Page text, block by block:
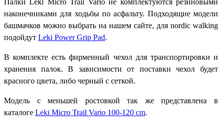
Палки Leki Micro Trail Vario не комплектуются резиновыми
наконечниками для ходьбы по асфальту. Подходящие модели
башмачков можно выбрать на нашем сайте, для nordic walking
подойдут Leki Power Grip Pad.
В комплекте есть фирменный чехол для транспортировки и
хранения палок. В зависимости от поставки чехол будет
красного цвета, либо черный с сеткой.
Модель с меньшей ростовкой так же представлена в
каталоге Leki Micro Trail Vario 100-120 cm.